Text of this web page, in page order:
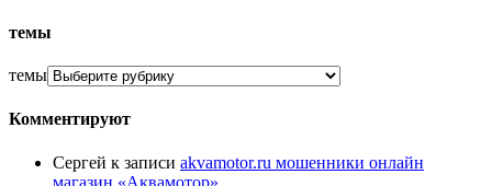
темы
темы
Комментируют
Сергей к записи akvamotor.ru мошенники онлайн
магазин «Аквамотор»